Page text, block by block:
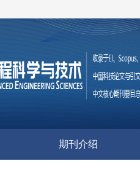
期刊介绍